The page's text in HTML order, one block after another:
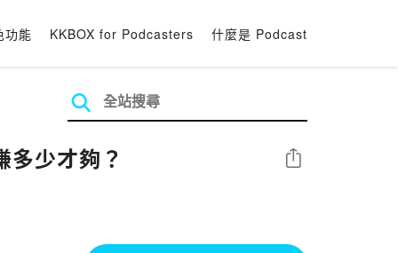
功能 KKBOX for Podcasters 什麼是 Podcast
少才夠？ 分享